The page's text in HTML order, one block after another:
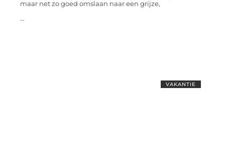
maar net zo goed omslaan naar een grijze,
...
VAKANTIE